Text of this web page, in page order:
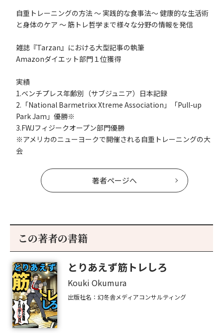
自重トレーニングの方法 ～ 実践的な食事法～ 健康的な生活術
と身体のケア ～ 筋トレ哲学まで様々な分野の情報を発信
雑誌『Tarzan』における大型記事の執筆
Amazonダイエット部門１位獲得
実績
1.ベンチプレス年齢別（サブジュニア）日本記録
2.「National Barmetrixx Xtreme Association」「Pull-up
Park Jam」優勝※
3.FWJフィジークオープン部門優勝
※アメリカのニューヨークで開催される自重トレーニングの大
会
著者ページへ
この著者の書籍
とりあえず筋トレしろ
Kouki Okumura
出版社名：幻冬舎メディアコンサルティング